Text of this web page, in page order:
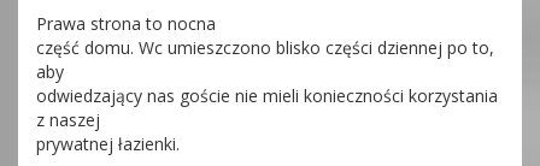
Prawa strona to nocna
część domu. Wc umieszczono blisko części dziennej po to,
aby
odwiedzający nas goście nie mieli konieczności korzystania
z naszej
prywatnej łazienki.